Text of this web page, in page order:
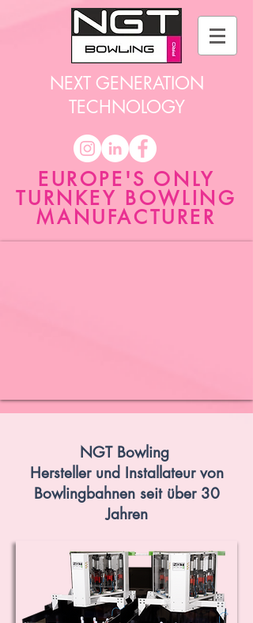
NEXT GENERATION
TECHNOLOGY
EUROPE'S ONLY
TURNKEY BOWLING
MANUFACTURER
NGT Bowling
Hersteller und Installateur von
Bowlingbahnen seit über 30
Jahren